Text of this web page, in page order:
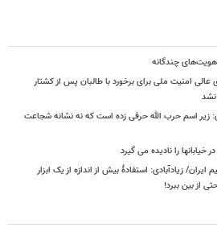
هویت‌های چندگانه
امنیت ملی برای برخورد با طالبان پس از کشتار
نشد
زیر اسم حرب الله حرفی زده است که نه نشانه شجاعت
را نادیده می گیرد
زیادآبادی: استفادهٔ بیش از اندازه از یک ابزار
از بین ببرد!